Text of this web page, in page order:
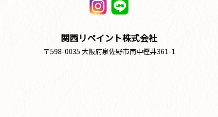
関西リペイント株式会社
〒598-0035 大阪府泉佐野市南中樫井361-1